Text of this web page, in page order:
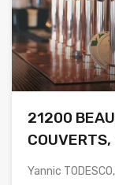
21200
Yannic